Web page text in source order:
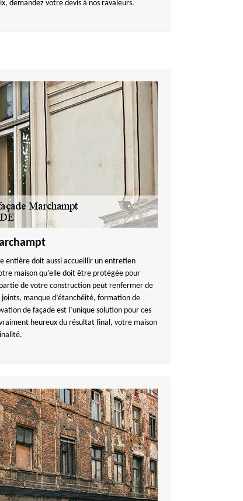
demandez votre devis à nos ravaleurs.
entière doit aussi accueillir un entretien
maison qu’elle doit être protégée pour
de votre construction peut renfermer de
manque d’étanchéité, formation de
de façade est l’unique solution pour ces
heureux du résultat final, votre maison